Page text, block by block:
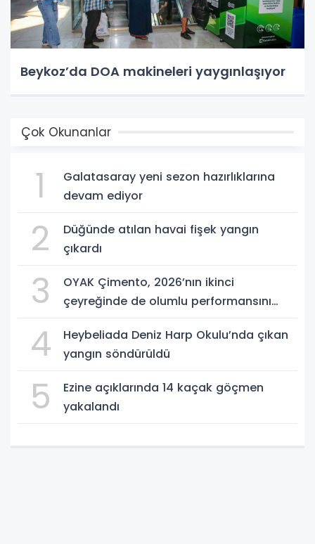
Beykoz’da DOA makineleri yaygınlaşıyor
Çok Okunanlar
1
Galatasaray yeni sezon hazırlıklarına
devam ediyor
2
Düğünde atılan havai fişek yangın
çıkardı
3
OYAK Çimento, 2026’nın ikinci
çeyreğinde de olumlu performansını
4
Heybeliada Deniz Harp Okulu’nda çıkan
yangın söndürüldü
5
Ezine açıklarında 14 kaçak göçmen
yakalandı